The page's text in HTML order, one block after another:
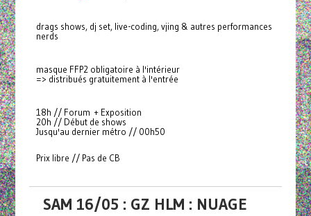
drags shows, dj set, live-coding, vjing & autres performances
nerds
masque FFP2 obligatoire à l'intérieur
=> distribués gratuitement à l'entrée
18h // Forum + Exposition
20h // Début de shows
Jusqu'au dernier métro // 00h50
Prix libre // Pas de CB
SAM 16/05 : GZ HLM : NUAGE